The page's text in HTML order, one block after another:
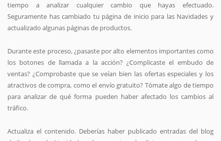
tiempo a analizar cualquier cambio que hayas efectuado.
Seguramente has cambiado tu página de inicio para las Navidades y
actualizado algunas páginas de productos.
Durante este proceso, ¿pasaste por alto elementos importantes como
los botones de llamada a la acción? ¿Complicaste el embudo de
ventas? ¿Comprobaste que se veían bien las ofertas especiales y los
atractivos de compra, como el envío gratuito? Tómate algo de tiempo
para analizar de qué forma pueden haber afectado los cambios al
tráfico.
Actualiza el contenido. Deberías haber publicado entradas del blog